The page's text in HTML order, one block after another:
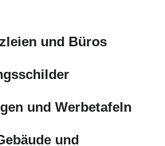
und Büros
und Werbetafeln
und